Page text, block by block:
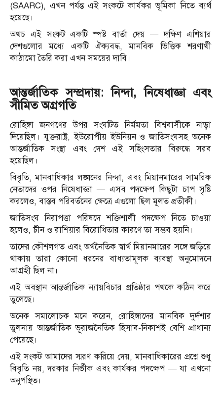
(SAARC), এখন পর্যন্ত এই সংকটে কার্যকর ভূমিকা নিতে ব্যর্থ
হয়েছে।
অথচ এই সংকট একটি স্পষ্ট বার্তা দেয় — দক্ষিণ এশিয়ার
দেশগুলোর মধ্যে একটি ঐক্যবদ্ধ, মানবিক ভিত্তিক শরণার্থী
কাঠামো তৈরি করা এখন সময়ের দাবি।
আন্তর্জাতিক সম্প্রদায়: নিন্দা, নিষেধাজ্ঞা এবং
সীমিত অগ্রগতি
রোহিঙ্গা জনগণের উপর সংঘটিত নির্মমতা বিশ্ববাসীকে নাড়া
দিয়েছিল। যুক্তরাষ্ট্র, ইউরোপীয় ইউনিয়ন ও জাতিসংঘসহ অনেক
আন্তর্জাতিক সংস্থা এবং দেশ এই সহিংসতার বিরুদ্ধে সরব
হয়েছিল।
বিবৃতি, মানবাধিকার লঙ্ঘনের নিন্দা, এবং মিয়ানমারের সামরিক
নেতাদের ওপর নিষেধাজ্ঞা — এসব পদক্ষেপ কিছুটা চাপ সৃষ্টি
করলেও, বাস্তব পরিবর্তনের ক্ষেত্রে এগুলো ছিল মূলত প্রতীকী।
জাতিসংঘ নিরাপত্তা পরিষদে শক্তিশালী পদক্ষেপ নিতে চাওয়া
হলেও, চীন ও রাশিয়ার বিরোধিতার কারণে তা সম্ভব হয়নি।
তাদের কৌশলগত এবং অর্থনৈতিক স্বার্থ মিয়ানমারের সঙ্গে জড়িয়ে
থাকায় তারা কোনো ধরনের বাধ্যতামূলক ব্যবস্থা অনুমোদনে
আগ্রহী ছিল না।
এই অবস্থান আন্তর্জাতিক ন্যায়বিচার প্রতিষ্ঠার পথকে কঠিন করে
তুলেছে।
অনেক সমালোচক মনে করেন, রোহিঙ্গাদের মানবিক দুর্দশার
তুলনায় আন্তর্জাতিক ভূরাজনৈতিক হিসাব-নিকাশই বেশি প্রাধান্য
পেয়েছে।
এই সংকট আমাদের স্মরণ করিয়ে দেয়, মানবাধিকারের প্রশ্নে শুধু
বিবৃতি নয়, দরকার নির্ভীক এবং কার্যকর পদক্ষেপ — যা এখনো
অনুপস্থিত।